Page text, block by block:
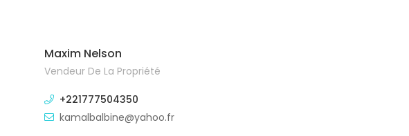
Maxim Nelson
Vendeur De La Propriété
+221777504350
kamalbalbine@yahoo.fr